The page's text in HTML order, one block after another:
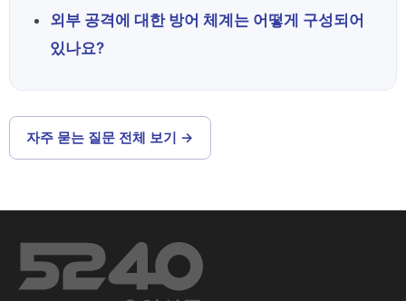
외부 공격에 대한 방어 체계는 어떻게 구성되어
있나요?
자주 묻는 질문 전체 보기 →